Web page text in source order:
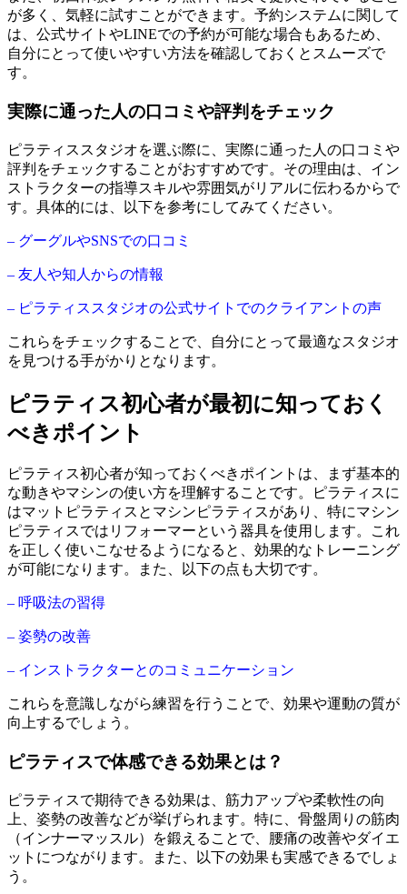
が多く、気軽に試すことができます。予約システムに関して
は、公式サイトやLINEでの予約が可能な場合もあるため、
自分にとって使いやすい方法を確認しておくとスムーズで
す。
実際に通った人の口コミや評判をチェック
ピラティススタジオを選ぶ際に、実際に通った人の口コミや
評判をチェックすることがおすすめです。その理由は、イン
ストラクターの指導スキルや雰囲気がリアルに伝わるからで
す。具体的には、以下を参考にしてみてください。
– グーグルやSNSでの口コミ
– 友人や知人からの情報
– ピラティススタジオの公式サイトでのクライアントの声
これらをチェックすることで、自分にとって最適なスタジオ
を見つける手がかりとなります。
ピラティス初心者が最初に知っておく
べきポイント
ピラティス初心者が知っておくべきポイントは、まず基本的
な動きやマシンの使い方を理解することです。ピラティスに
はマットピラティスとマシンピラティスがあり、特にマシン
ピラティスではリフォーマーという器具を使用します。これ
を正しく使いこなせるようになると、効果的なトレーニング
が可能になります。また、以下の点も大切です。
– 呼吸法の習得
– 姿勢の改善
– インストラクターとのコミュニケーション
これらを意識しながら練習を行うことで、効果や運動の質が
向上するでしょう。
ピラティスで体感できる効果とは？
ピラティスで期待できる効果は、筋力アップや柔軟性の向
上、姿勢の改善などが挙げられます。特に、骨盤周りの筋肉
（インナーマッスル）を鍛えることで、腰痛の改善やダイエ
ットにつながります。また、以下の効果も実感できるでしょ
う。